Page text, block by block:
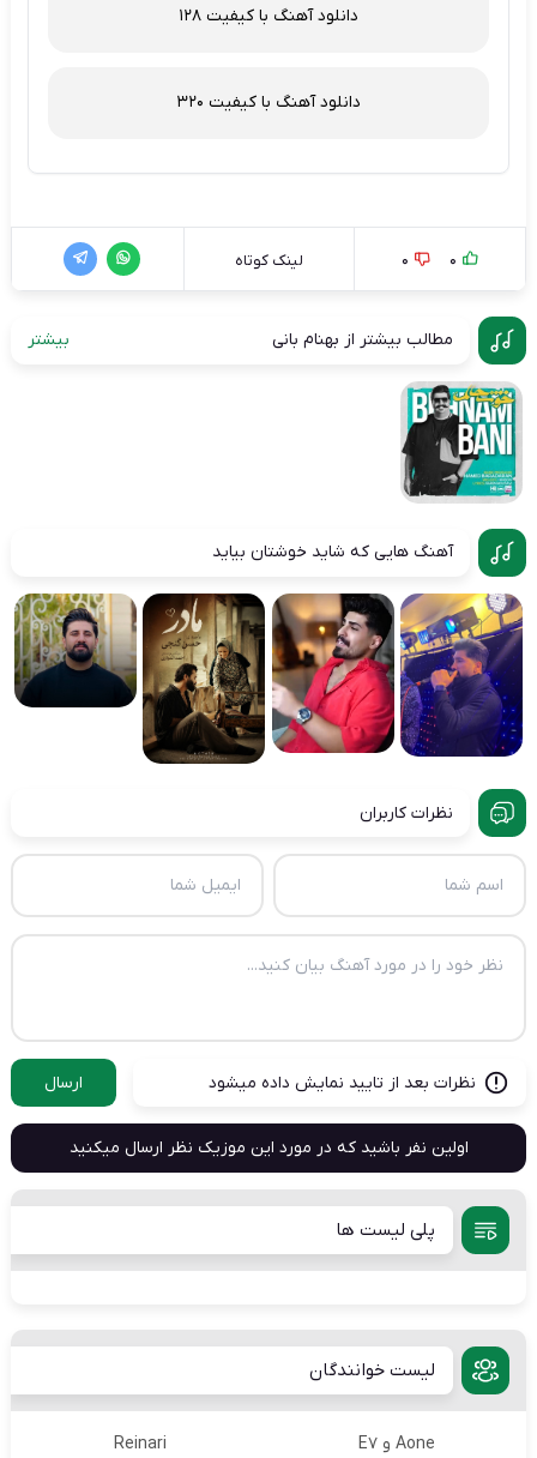
دانلود آهنگ با کیفیت 128
دانلود آهنگ با کیفیت 320
0
0 لینک کوتاه
مطالب بیشتر از بهنام بانی بیشتر
آهنگ هایی که شاید خوشتان بیاید
نظرات کاربران
نظرات بعد از تایید نمایش داده میشود ارسال
اولین نفر باشید که در مورد این موزیک نظر ارسال میکنید
پلی لیست ها
لیست خوانندگان
Aone و E7 Reinari